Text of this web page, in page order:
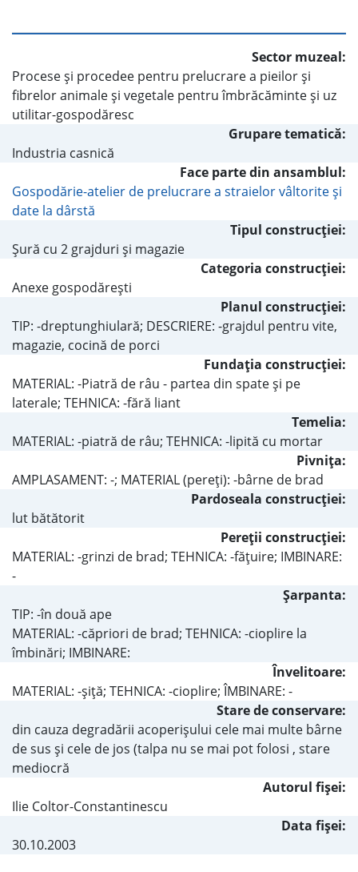
Sector muzeal:
Procese şi procedee pentru prelucrare a pieilor şi
fibrelor animale şi vegetale pentru îmbrăcăminte şi uz
utilitar-gospodăresc
Grupare tematică:
Industria casnică
Face parte din ansamblul:
Gospodărie-atelier de prelucrare a straielor vâltorite şi
date la dârstă
Tipul construcţiei:
Şură cu 2 grajduri şi magazie
Categoria construcţiei:
Anexe gospodăreşti
Planul construcţiei:
TIP: -dreptunghiulară; DESCRIERE: -grajdul pentru vite,
magazie, cocină de porci
Fundaţia construcţiei:
MATERIAL: -Piatră de râu - partea din spate şi pe
laterale; TEHNICA: -fără liant
Temelia:
MATERIAL: -piatră de râu; TEHNICA: -lipită cu mortar
Pivniţa:
AMPLASAMENT: -; MATERIAL (pereţi): -bârne de brad
Pardoseala construcţiei:
lut bătătorit
Pereţii construcţiei:
MATERIAL: -grinzi de brad; TEHNICA: -făţuire; IMBINARE:
-
Şarpanta:
TIP: -în două ape
MATERIAL: -căpriori de brad; TEHNICA: -cioplire la
îmbinări; IMBINARE:
Învelitoare:
MATERIAL: -şiţă; TEHNICA: -cioplire; ÎMBINARE: -
Stare de conservare:
din cauza degradării acoperişului cele mai multe bârne
de sus şi cele de jos (talpa nu se mai pot folosi , stare
mediocră
Autorul fişei:
Ilie Coltor-Constantinescu
Data fișei:
30.10.2003